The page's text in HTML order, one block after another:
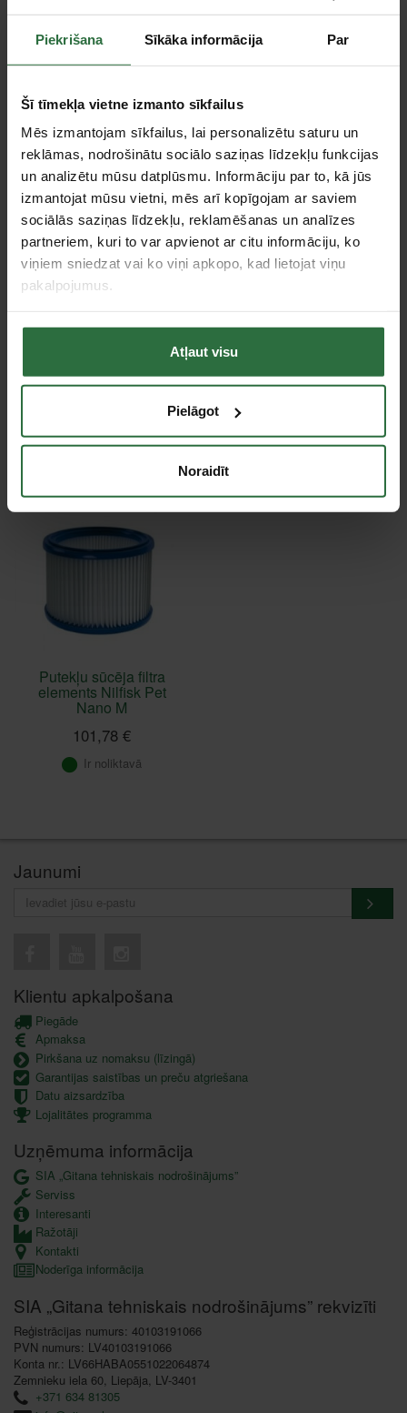
Piekrišana Sīkāka informācija Par
Šī tīmekļa vietne izmanto sīkfailus
Mēs izmantojam sīkfailus, lai personalizētu saturu un
reklāmas, nodrošinātu sociālo saziņas līdzekļu funkcijas
un analizētu mūsu datplūsmu. Informāciju par to, kā jūs
izmantojat mūsu vietni, mēs arī kopīgojam ar saviem
sociālās saziņas līdzekļu, reklamēšanas un analīzes
partneriem, kuri to var apvienot ar citu informāciju, ko
viņiem sniedzat vai ko viņi apkopo, kad lietojat viņu
pakalpojumus.
Atļaut visu
Pielāgot
Noraidīt
Valmiera, Stacijas iela 38, Valmiera Saņemšana 1 stundas laikā
Specifikācija
Izmēri (garums x
platums x augstums)
Ø275x187mm
Tips
Profesionālo putekļu sūcēju piederumi
Piemērots modeļiem
ATTIX 761-21 XC, ATTIX 961-01, ATTIX
965-21SD XC, ATTIX 761-2M XC.
Putekļu klase
Apskatītie produkti
Putekļu sūcēja filtra
elements Nilfisk Pet
Nano M
101,78 €
Ir noliktavā
Jaunumi
Klientu apkalpošana
Piegāde
Apmaksa
Pirkšana uz nomaksu (līzingā)
Garantijas saistības un preču atgriešana
Datu aizsardzība
Lojalitātes programma
Uzņēmuma informācija
SIA „Gitana tehniskais nodrošinājums”
Serviss
Interesanti
Ražotāji
Kontakti
Noderīga informācija
SIA „Gitana tehniskais nodrošinājums” rekvizīti
Reģistrācijas numurs: 40103191066
PVN numurs: LV40103191066
Konta nr.: LV66HABA0551022064874
Zemnieku iela 60, Liepāja, LV-3401
+371 634 81305